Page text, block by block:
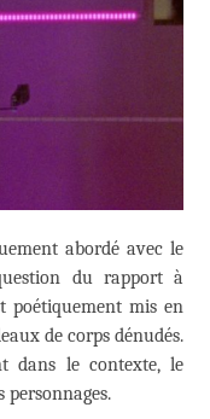
abordé avec le
du rapport à
poétiquement mis en
de corps dénudés.
dans le contexte, le
personnages.